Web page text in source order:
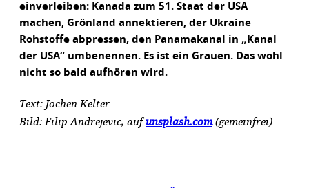
einverleiben: Kanada zum 51. Staat der USA
machen, Grönland annektieren, der Ukraine
Rohstoffe abpressen, den Panamakanal in „Kanal
der USA“ umbenennen. Es ist ein Grauen. Das wohl
nicht so bald aufhören wird.
Text: Jochen Kelter
Bild: Filip Andrejevic, aufunsplash.com(gemeinfrei)